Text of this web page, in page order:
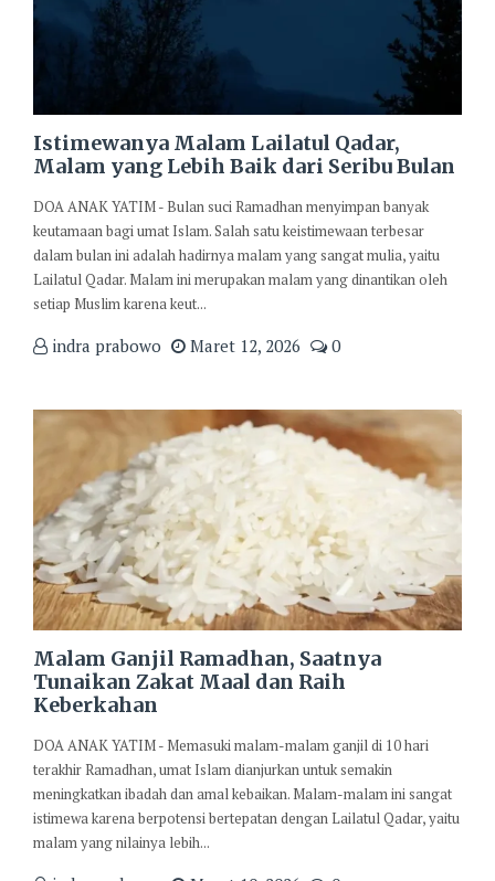
Istimewanya Malam Lailatul Qadar,
Malam yang Lebih Baik dari Seribu Bulan
DOA ANAK YATIM - Bulan suci Ramadhan menyimpan banyak
keutamaan bagi umat Islam. Salah satu keistimewaan terbesar
dalam bulan ini adalah hadirnya malam yang sangat mulia, yaitu
Lailatul Qadar. Malam ini merupakan malam yang dinantikan oleh
setiap Muslim karena keut...
indra prabowo Maret 12, 2026 0
Malam Ganjil Ramadhan, Saatnya
Tunaikan Zakat Maal dan Raih
Keberkahan
DOA ANAK YATIM - Memasuki malam-malam ganjil di 10 hari
terakhir Ramadhan, umat Islam dianjurkan untuk semakin
meningkatkan ibadah dan amal kebaikan. Malam-malam ini sangat
istimewa karena berpotensi bertepatan dengan Lailatul Qadar, yaitu
malam yang nilainya lebih...